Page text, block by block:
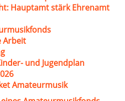
Hauptamt stärk Ehrenamt
Arbeit
und Jugendplan
Amateurmusik